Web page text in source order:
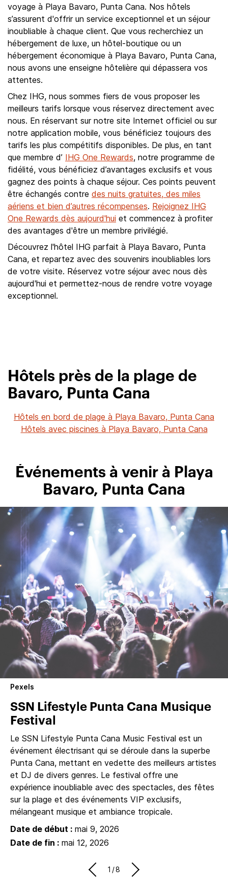
voyage à Playa Bavaro, Punta Cana. Nos hôtels
s’assurent d'offrir un service exceptionnel et un séjour
inoubliable à chaque client. Que vous recherchiez un
hébergement de luxe, un hôtel-boutique ou un
hébergement économique à Playa Bavaro, Punta Cana,
nous avons une enseigne hôtelière qui dépassera vos
attentes.
Chez IHG, nous sommes fiers de vous proposer les
meilleurs tarifs lorsque vous réservez directement avec
nous. En réservant sur notre site Internet officiel ou sur
notre application mobile, vous bénéficiez toujours des
tarifs les plus compétitifs disponibles. De plus, en tant
que membre d’ IHG One Rewards, notre programme de
fidélité, vous bénéficiez d’avantages exclusifs et vous
gagnez des points à chaque séjour. Ces points peuvent
être échangés contre des nuits gratuites, des miles
aériens et bien d’autres récompenses. Rejoignez IHG
One Rewards dès aujourd'hui et commencez à profiter
des avantages d'être un membre privilégié.
Découvrez l'hôtel IHG parfait à Playa Bavaro, Punta
Cana, et repartez avec des souvenirs inoubliables lors
de votre visite. Réservez votre séjour avec nous dès
aujourd'hui et permettez-nous de rendre votre voyage
exceptionnel.
Hôtels près de la plage de
Bavaro, Punta Cana
Hôtels en bord de plage à Playa Bavaro, Punta Cana
Hôtels avec piscines à Playa Bavaro, Punta Cana
Événements à venir à Playa
Bavaro, Punta Cana
Pexels
SSN Lifestyle Punta Cana Musique
Festival
Le SSN Lifestyle Punta Cana Music Festival est un
événement électrisant qui se déroule dans la superbe
Punta Cana, mettant en vedette des meilleurs artistes
et DJ de divers genres. Le festival offre une
expérience inoubliable avec des spectacles, des fêtes
sur la plage et des événements VIP exclusifs,
mélangeant musique et ambiance tropicale.
Date de début : mai 9, 2026
Date de fin : mai 12, 2026
1/8